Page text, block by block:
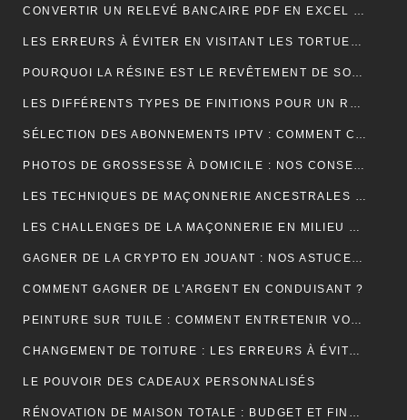
CONVERTIR UN RELEVÉ BANCAIRE PDF EN EXCEL : UNE ÉTAPE CLÉ POUR MIEUX GÉRER SES FINANCES
LES ERREURS À ÉVITER EN VISITANT LES TORTUES D’AKUMAL
POURQUOI LA RÉSINE EST LE REVÊTEMENT DE SOL IDÉAL EN USINE ?
LES DIFFÉRENTS TYPES DE FINITIONS POUR UN RAVALEMENT DE FAÇADE RÉUSSI
SÉLECTION DES ABONNEMENTS IPTV : COMMENT CHOISIR L’OFFRE QUI VOUS CORRESPOND ?
PHOTOS DE GROSSESSE À DOMICILE : NOS CONSEILS POUR UNE SÉANCE INTIMISTE RÉUSSIE !
LES TECHNIQUES DE MAÇONNERIE ANCESTRALES REVISITÉES
LES CHALLENGES DE LA MAÇONNERIE EN MILIEU URBAIN
GAGNER DE LA CRYPTO EN JOUANT : NOS ASTUCES ET PIÈGES À ÉVITER !
COMMENT GAGNER DE L’ARGENT EN CONDUISANT ?
PEINTURE SUR TUILE : COMMENT ENTRETENIR VOTRE TOITURE APRÈS L’APPLICATION ?
CHANGEMENT DE TOITURE : LES ERREURS À ÉVITER
LE POUVOIR DES CADEAUX PERSONNALISÉS
RÉNOVATION DE MAISON TOTALE : BUDGET ET FINANCEMENT